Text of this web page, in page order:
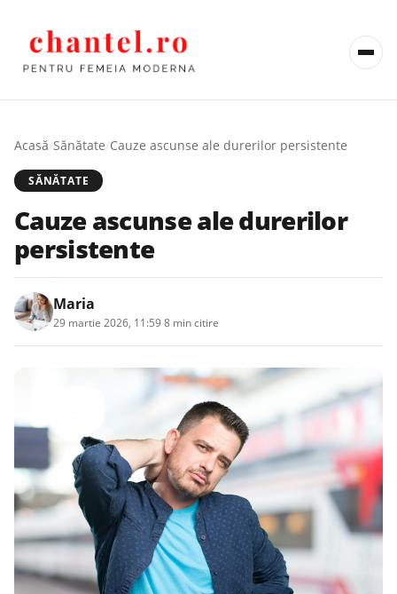
Acasă/Sănătate/Cauze ascunse ale durerilor persistente
SĂNĂTATE
Cauze ascunse ale durerilor
persistente
Maria
29 martie 2026, 11:598 min citire